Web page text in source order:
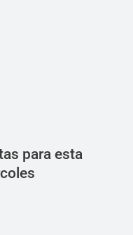
para esta